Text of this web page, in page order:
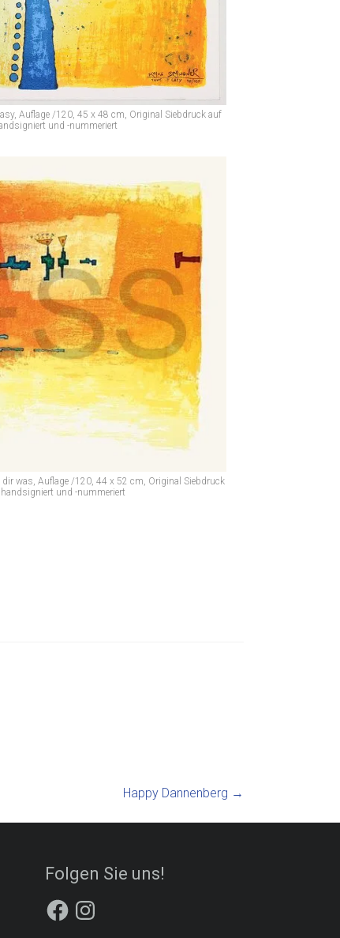
Auflage /120, 45 x 48 cm, Original Siebdruck auf
und -nummeriert
was, Auflage /120, 44 x 52 cm, Original Siebdruck
und -nummeriert
Happy Dannenberg →
Folgen Sie uns!
FacebookInstagram